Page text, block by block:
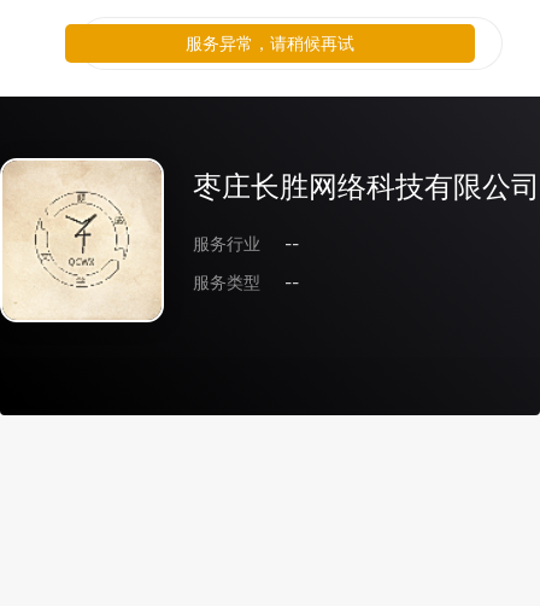
枣庄长胜网络科技有限公司
服务行业
--
服务类型
--
服务异常，请稍候再试